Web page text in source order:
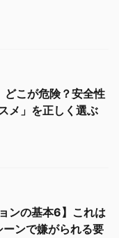
どこが危険？安全性
メ」を正しく選ぶ
ンの基本6】これは
ンで嫌がられる要